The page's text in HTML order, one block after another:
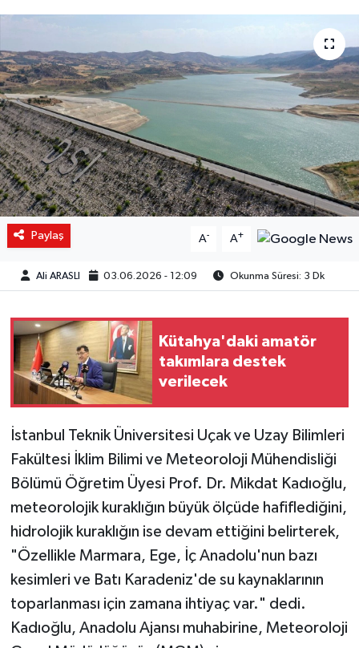
Paylaş A- A+
Ali ARASLI 03.06.2026 - 12:09 Okunma Süresi: 3 Dk
Kütahya'daki amatör
takımlara destek
verilecek
İstanbul Teknik Üniversitesi Uçak ve Uzay Bilimleri
Fakültesi İklim Bilimi ve Meteoroloji Mühendisliği
Bölümü Öğretim Üyesi Prof. Dr. Mikdat Kadıoğlu,
meteorolojik kuraklığın büyük ölçüde hafiflediğini,
hidrolojik kuraklığın ise devam ettiğini belirterek,
"Özellikle Marmara, Ege, İç Anadolu'nun bazı
kesimleri ve Batı Karadeniz'de su kaynaklarının
toparlanması için zamana ihtiyaç var." dedi.
Kadıoğlu, Anadolu Ajansı muhabirine, Meteoroloji